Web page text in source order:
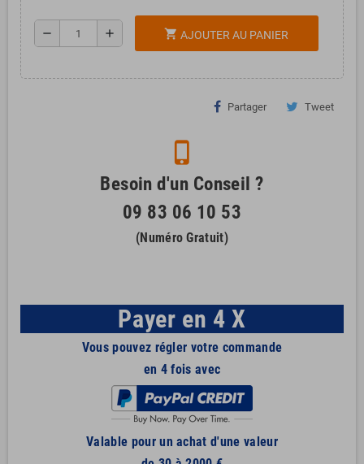
remove add shopping_cart AJOUTER AU PANIER
Partager Tweet
phone_iphone
Besoin d'un Conseil ?
09 83 06 10 53
(Numéro Gratuit)
Payer en 4 X
Vous pouvez régler votre commande
en 4 fois avec
Valable pour un achat d'une valeur